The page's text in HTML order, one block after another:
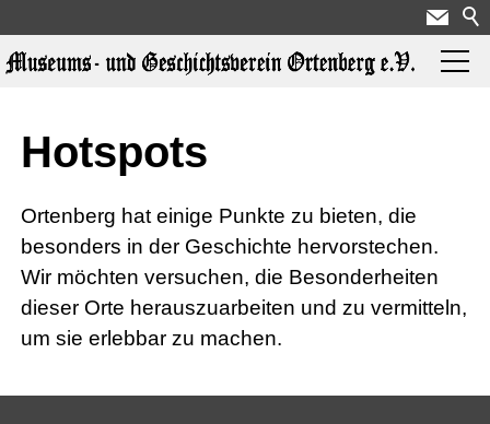
Aktuelles
Über uns
Ausstellungen
Hotspots
Ortenberg hat einige Punkte zu bieten, die
besonders in der Geschichte hervorstechen.
Wir möchten versuchen, die Besonderheiten
dieser Orte herauszuarbeiten und zu vermitteln,
um sie erlebbar zu machen.